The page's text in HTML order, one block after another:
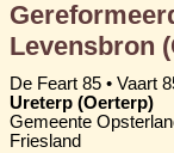
Levensbron
De Feart 85 • Vaart
Ureterp (Oerterp)
Gemeente
Friesland